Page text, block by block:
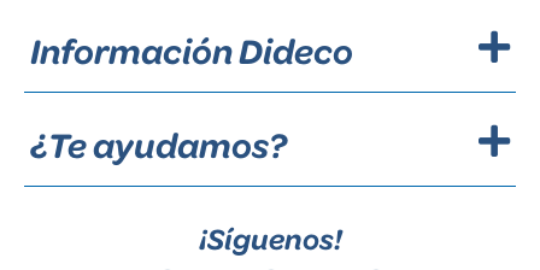
Información Dideco
¿Te ayudamos?
¡Síguenos!